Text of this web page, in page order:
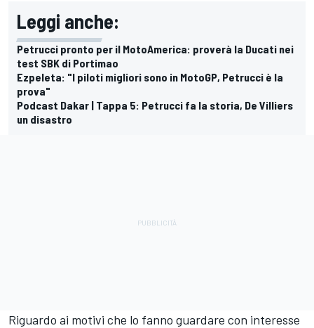
Leggi anche:
Petrucci pronto per il MotoAmerica: proverà la Ducati nei
test SBK di Portimao
Ezpeleta: "I piloti migliori sono in MotoGP, Petrucci è la
prova"
Podcast Dakar | Tappa 5: Petrucci fa la storia, De Villiers
un disastro
Riguardo ai motivi che lo fanno guardare con interesse